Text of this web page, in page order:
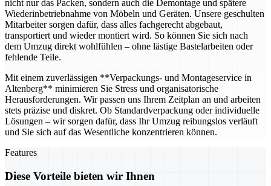
nicht nur das Packen, sondern auch die Demontage und spätere
Wiederinbetriebnahme von Möbeln und Geräten. Unsere geschulten
Mitarbeiter sorgen dafür, dass alles fachgerecht abgebaut,
transportiert und wieder montiert wird. So können Sie sich nach
dem Umzug direkt wohlfühlen – ohne lästige Bastelarbeiten oder
fehlende Teile.
Mit einem zuverlässigen **Verpackungs- und Montageservice in
Altenberg** minimieren Sie Stress und organisatorische
Herausforderungen. Wir passen uns Ihrem Zeitplan an und arbeiten
stets präzise und diskret. Ob Standardverpackung oder individuelle
Lösungen – wir sorgen dafür, dass Ihr Umzug reibungslos verläuft
und Sie sich auf das Wesentliche konzentrieren können.
Features
Diese Vorteile bieten wir Ihnen